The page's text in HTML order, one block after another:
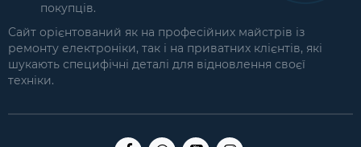
покупців.
Сайт орієнтований як на професійних майстрів із
ремонту електроніки, так і на приватних клієнтів, які
шукають специфічні деталі для відновлення своєї
техніки.